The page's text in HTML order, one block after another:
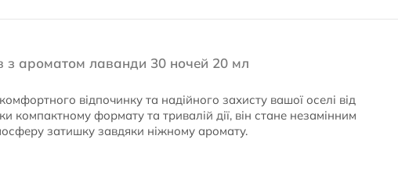
з ароматом лаванди 30 ночей 20 мл
відпочинку та надійного захисту вашої оселі від
компактному формату та тривалій дії, він стане незамінним
затишку завдяки ніжному аромату.